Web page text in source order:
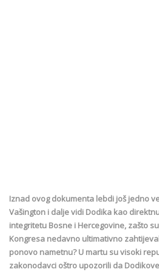
Iznad ovog dokumenta lebdi još jedno
Vašington i dalje vidi Dodika kao
integritetu Bosne i Hercegovine, zašto
Kongresa nedavno ultimativno
ponovo nametnu? U martu su visoki
zakonodavci oštro upozorili da